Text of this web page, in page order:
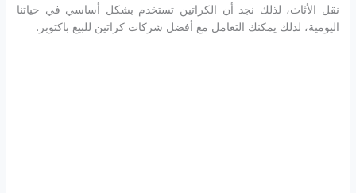
نقل الأثاث، لذلك نجد أن الكراتين تستخدم بشكل أساسي في حياتنا
اليومية، لذلك يمكنك التعامل مع أفضل شركات كراتين للبيع باكتوبر.